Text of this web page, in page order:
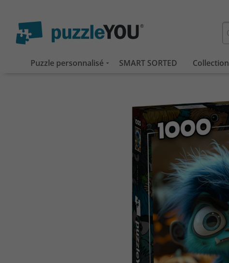
Puzzle personnalisé SMART SORTED